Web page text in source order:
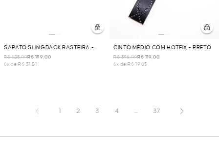
SAPATO SLINGBACK RASTEIRA -
PRETO
R$ 625,00R$ 189,00
6x de R$ 31,50
CINTO MÉDIO COM HOTFIX - PRETO
R$ 398,00R$ 119,00
6x de R$ 19,83
1 2 3 4 ... 37